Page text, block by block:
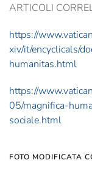
ARTICOLI
https://
xiv/it/encyclicals/
humanitas.html
https://
05/magnifica-
sociale.html
FOTO MODIFICATA